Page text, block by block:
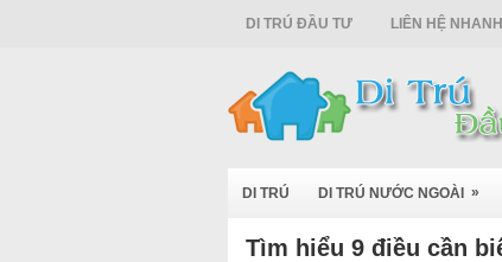
DI TRÚ ĐẦU TƯ LIÊN HỆ NHANH
DI TRÚ DI TRÚ NƯỚC NGOÀI »
Tìm hiểu 9 điều cần